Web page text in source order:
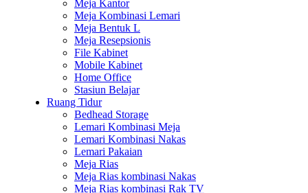
Meja Kantor
Meja Kombinasi Lemari
Meja Bentuk L
Meja Resepsionis
File Kabinet
Mobile Kabinet
Home Office
Stasiun Belajar
Ruang Tidur
Bedhead Storage
Lemari Kombinasi Meja
Lemari Kombinasi Nakas
Lemari Pakaian
Meja Rias
Meja Rias kombinasi Nakas
Meja Rias kombinasi Rak TV